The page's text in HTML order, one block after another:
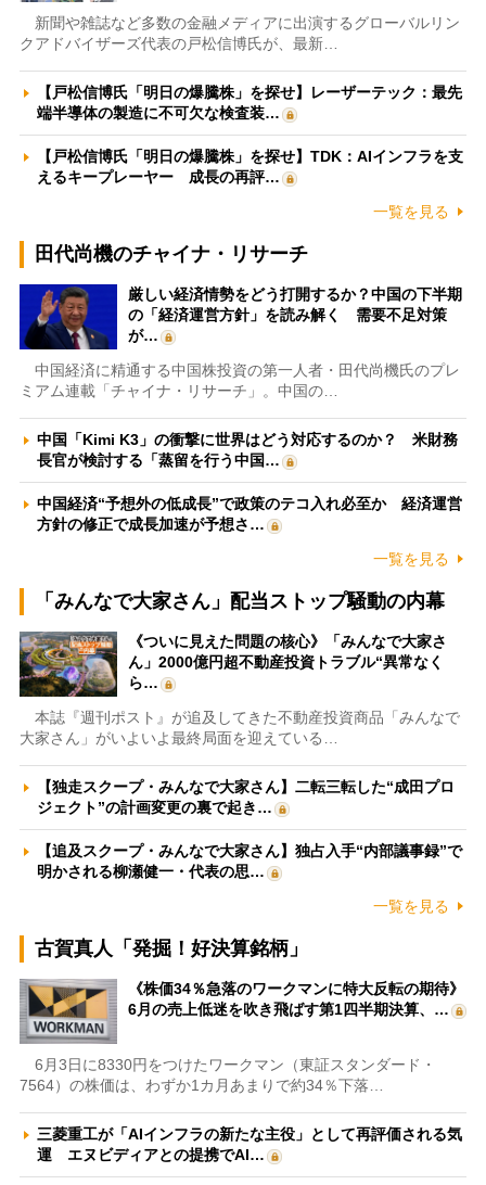
新聞や雑誌など多数の金融メディアに出演するグローバルリン
クアドバイザーズ代表の戸松信博氏が、最新…
【戸松信博氏「明日の爆騰株」を探せ】レーザーテック：最先
端半導体の製造に不可欠な検査装…
【戸松信博氏「明日の爆騰株」を探せ】TDK：AIインフラを支
えるキープレーヤー 成長の再評…
一覧を見る
田代尚機のチャイナ・リサーチ
厳しい経済情勢をどう打開するか？中国の下半期
の「経済運営方針」を読み解く 需要不足対策
が…
中国経済に精通する中国株投資の第一人者・田代尚機氏のプレ
ミアム連載「チャイナ・リサーチ」。中国の…
中国「Kimi K3」の衝撃に世界はどう対応するのか？ 米財務
長官が検討する「蒸留を行う中国…
中国経済“予想外の低成長”で政策のテコ入れ必至か 経済運営
方針の修正で成長加速が予想さ…
一覧を見る
「みんなで大家さん」配当ストップ騒動の内幕
《ついに見えた問題の核心》「みんなで大家さ
ん」2000億円超不動産投資トラブル“異常なく
ら…
本誌『週刊ポスト』が追及してきた不動産投資商品「みんなで
大家さん」がいよいよ最終局面を迎えている…
【独走スクープ・みんなで大家さん】二転三転した“成田プロ
ジェクト”の計画変更の裏で起き…
【追及スクープ・みんなで大家さん】独占入手“内部議事録”で
明かされる柳瀬健一・代表の思…
一覧を見る
古賀真人「発掘！好決算銘柄」
《株価34％急落のワークマンに特大反転の期待》
6月の売上低迷を吹き飛ばす第1四半期決算、…
6月3日に8330円をつけたワークマン（東証スタンダード・
7564）の株価は、わずか1カ月あまりで約34％下落…
三菱重工が「AIインフラの新たな主役」として再評価される気
運 エヌビディアとの提携でAI…